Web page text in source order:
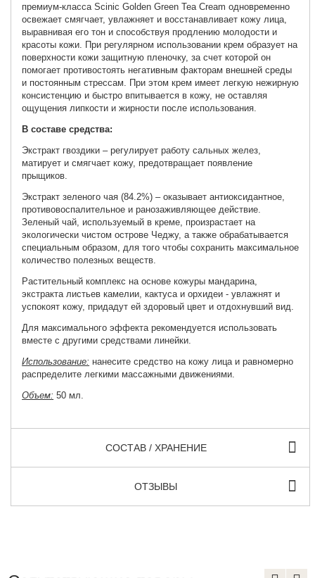
премиум-класса Scinic Golden Green Tea Cream одновременно
освежает смягчает, увлажняет и восстанавливает кожу лица,
выравнивая его тон и способствуя продлению молодости и
красоты кожи. При регулярном использовании крем образует на
поверхности кожи защитную пленочку, за счет которой он
помогает противостоять негативным факторам внешней среды
и постоянным стрессам. При этом крем имеет легкую нежирную
консистенцию и быстро впитывается в кожу, не оставляя
ощущения липкости и жирности после использования.
В составе средства:
Экстракт гвоздики – регулирует работу сальных желез,
матирует и смягчает кожу, предотвращает появление
прыщиков.
Экстракт зеленого чая (84.2%) – оказывает антиоксидантное,
противовоспалительное и ранозаживляющее действие.
Зеленый чай, используемый в креме, произрастает на
экологически чистом острове Чеджу, а также обрабатывается
специальным образом, для того чтобы сохранить максимальное
количество полезных веществ.
Растительный комплекс на основе кожуры мандарина,
экстракта листьев камелии, кактуса и орхидеи - увлажнят и
успокоят кожу, придадут ей здоровый цвет и отдохнувший вид.
Для максимального эффекта рекомендуется использовать
вместе с другими средствами линейки.
Использование: нанесите средство на кожу лица и равномерно
распределите легкими массажными движениями.
Объем: 50 мл.
СОСТАВ / ХРАНЕНИЕ
ОТЗЫВЫ